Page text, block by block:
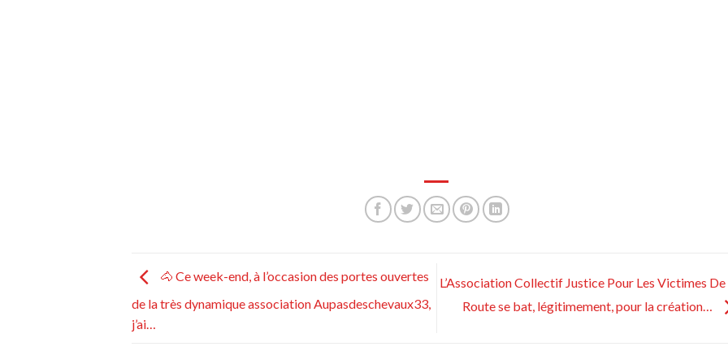
🐴 Ce week-end, à l’occasion des portes ouvertes
de la très dynamique association Aupasdeschevaux33,
j’ai…
L’Association Collectif Justice Pour Les Victimes De
Route se bat, légitimement, pour la création…